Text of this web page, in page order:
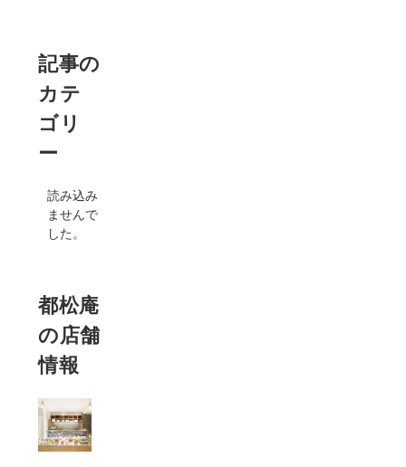
記事の
カテ
ゴリ
ー
読み込み
ませんで
した。
都松庵
の店舗
情報